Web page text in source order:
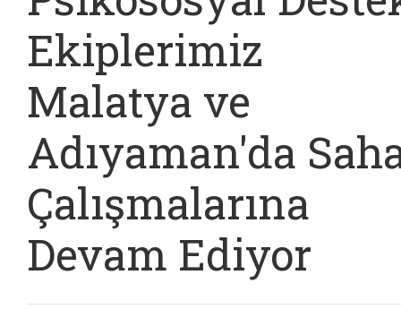
Ekiplerimiz
Malatya ve
Adıyaman'da
Çalışmalarına
Devam Ediyor